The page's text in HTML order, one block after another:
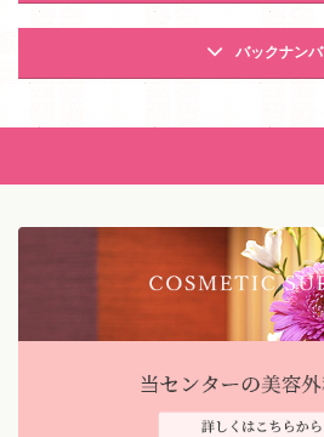
バックナン